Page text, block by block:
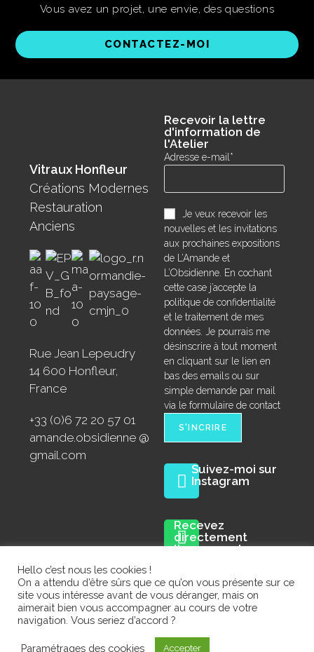
Vous avez un projet, une envie, des questions
CONTACTEZ-MOI
Vitraux Honfleur
Créations Modernes
Restauration
Anciens
Rue Jean Lepeudry
14 600 Honfleur,
France
+33 (0)6 72 20 57 01
amande.obsidienne @
gmail.com
Recevoir la lettre
d'information de
l'Atelier
Adresse e-mail*
Je veux recevoir les
nouvelles et les invitations
aux prochaines expositions
de L’Amande et
L’Obsidienne. En cochant
cette case j’accepte la
politique de confidentialité
et le traitement de mes
données. Je pourrais me
désinscrire à tout moment
en cliquant sur le lien en
bas des emails ou sur
simple demande par mail
via le formulaire de contact
Suivez-moi sur
Instagram
Recevez
directement
l'annonce des
chaîne Whatsapp :
Hello c’est nous les cookies !
On a attendu d’être sûrs que ce qu’on vous présente sur ce
site vous intéresse avant de vous déranger, mais on
aimerait bien vous accompagner au cours de votre
navigation. Vous seriez d’accord ?
Paramétrages des cookies Accepter